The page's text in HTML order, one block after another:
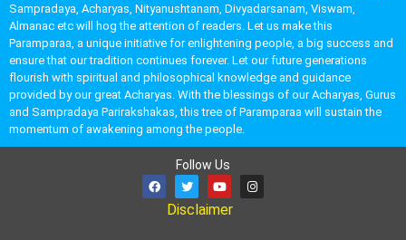
Sampradaya, Acharyas, Nityanushtanam, Divyadarsanam, Viswam,
Almanac etc will hog the attention of readers. Let us make this
Paramparaa, a unique initiative for enlightening people, a big success and
ensure that our tradition continues forever. Let our future generations
flourish with spiritual and philosophical knowledge and guidance
provided by our great Acharyas. With the blessings of our Acharyas, Gurus
and Sampradaya Parirakshakas, this tree of Paramparaa will sustain the
momentum of awakening among the people.
Follow Us
Disclaimer